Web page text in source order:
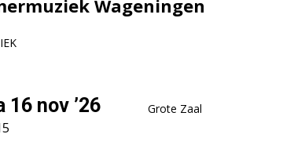
Wageningen
16 nov ’26 Grote Zaal